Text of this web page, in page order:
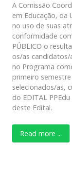
A Comissão
em Educação, da
no uso de suas
conformidade
PÚBLICO o
os/as candidatos/
no Programa
primeiro
selecionados/as,
do EDITAL
deste Edital.
Read more ...